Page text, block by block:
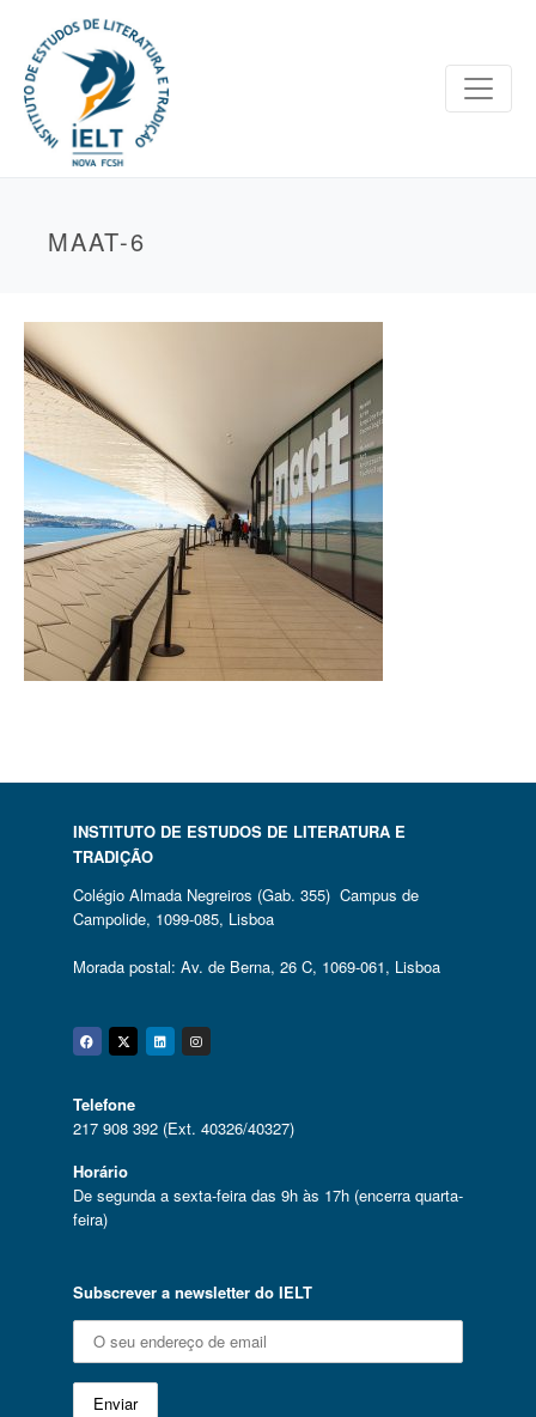
MAAT-6
INSTITUTO DE ESTUDOS DE LITERATURA E
TRADIÇÃO
Colégio Almada Negreiros (Gab. 355) Campus de
Campolide, 1099-085, Lisboa
Morada postal: Av. de Berna, 26 C, 1069-061, Lisboa
Facebook
Twitter
Linkedin
Instagram
Telefone
217 908 392 (Ext. 40326/40327)
Horário
De segunda a sexta-feira das 9h às 17h (encerra quarta-
feira)
Subscrever a newsletter do IELT